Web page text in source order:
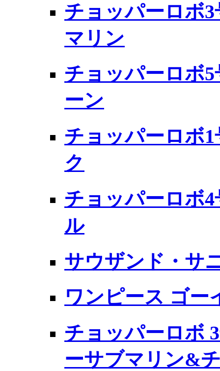
チョッパーロボ
マリン
チョッパーロボ
ーン
チョッパーロボ
ク
チョッパーロボ
ル
サウザンド・サ
ワンピース ゴー
チョッパーロボ
ーサブマリン&